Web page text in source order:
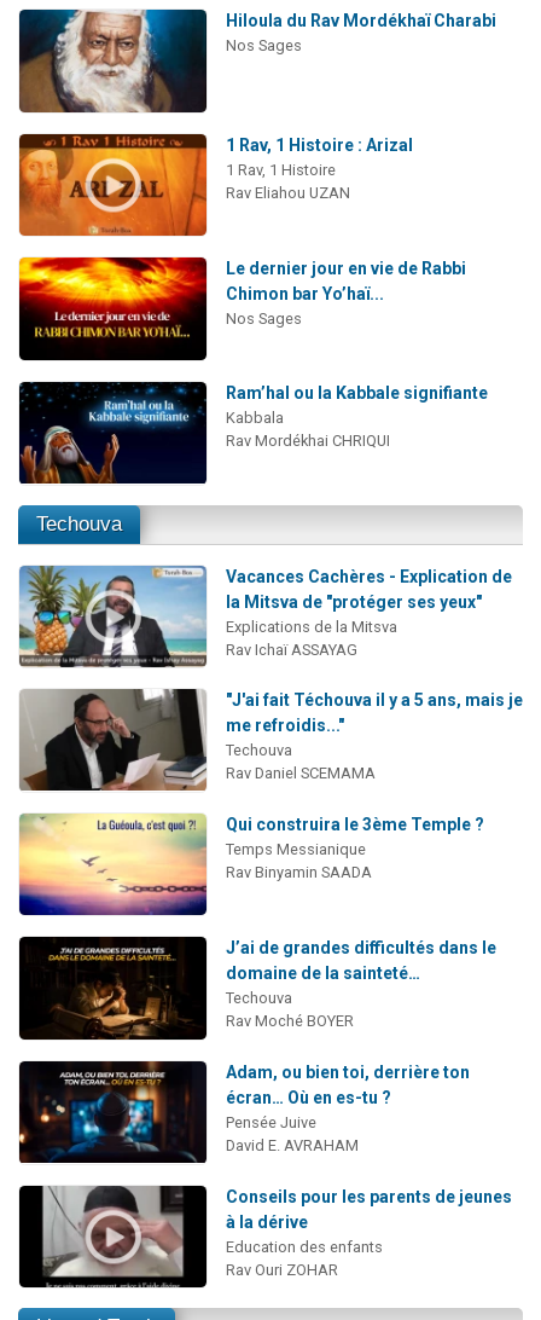
Hiloula du Rav Mordékhaï Charabi
Nos Sages
1 Rav, 1 Histoire : Arizal
1 Rav, 1 Histoire
Rav Eliahou UZAN
Le dernier jour en vie de Rabbi
Chimon bar Yo’haï...
Nos Sages
Ram’hal ou la Kabbale signifiante
Kabbala
Rav Mordékhai CHRIQUI
Techouva
Vacances Cachères - Explication de
la Mitsva de "protéger ses yeux"
Explications de la Mitsva
Rav Ichaï ASSAYAG
"J'ai fait Téchouva il y a 5 ans, mais je
me refroidis..."
Techouva
Rav Daniel SCEMAMA
Qui construira le 3ème Temple ?
Temps Messianique
Rav Binyamin SAADA
J’ai de grandes difficultés dans le
domaine de la sainteté…
Techouva
Rav Moché BOYER
Adam, ou bien toi, derrière ton
écran… Où en es-tu ?
Pensée Juive
David E. AVRAHAM
Conseils pour les parents de jeunes
à la dérive
Education des enfants
Rav Ouri ZOHAR